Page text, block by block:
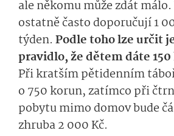
ale někomu může zdát
ostatně často doporučují 1
týden. Podle toho lze určit
pravidlo, že dětem dáte
Při kratším pětidenním
o 750 korun, zatímco při
pobytu mimo domov bude
zhruba 2 000 Kč.